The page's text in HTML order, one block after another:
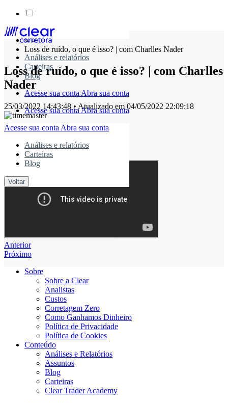
Skip
content
Análises e relatórios
Carteiras
Blog
Acesse sua conta Abra sua conta
Acesse sua contaAbra sua conta
Acesse sua conta Abra sua conta
Análises e relatórios
Carteiras
Blog
Voltar
Loss de ruído, o que é isso? | com Charlles Nader
Loss de ruído, o que é isso? | com Charlles
Nader
25/03/2022 14:43:48 • Atualizado em04/05/2022 22:09:18
Compartilhe:
Anterior
Próximo
Sobre
Sobre a Clear
Analistas
Custos
Corretagem Zero
Como Ganhamos Dinheiro
Política de Privacidade
Política de Cookies
Conteúdo
Análises e Relatórios
Assuntos
Blog
Carteiras
Clear Trader Academy